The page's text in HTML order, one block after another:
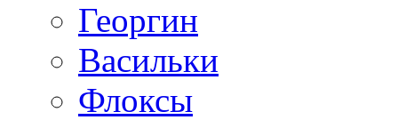
Георгин
Васильки
Флоксы